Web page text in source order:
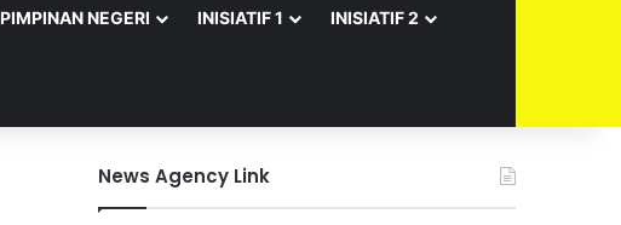
PIMPINAN NEGERI INISIATIF 1 INISIATIF 2
News Agency Link